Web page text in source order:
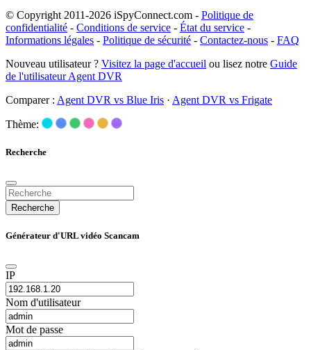
© Copyright 2011-2026 iSpyConnect.com - Politique de
confidentialité - Conditions de service - État du service -
Informations légales - Politique de sécurité - Contactez-nous - FAQ
Nouveau utilisateur ? Visitez la page d'accueil ou lisez notre Guide
de l'utilisateur Agent DVR
Comparer : Agent DVR vs Blue Iris · Agent DVR vs Frigate
Thème:
Recherche
Recherche
Générateur d'URL vidéo Scancam
IP
Nom d'utilisateur
Mot de passe